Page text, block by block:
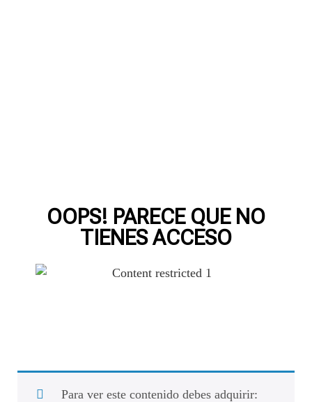
OOPS! PARECE QUE NO
TIENES ACCESO
Para ver este contenido debes adquirir: